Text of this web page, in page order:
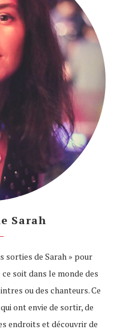
Sarah
sorties de Sarah » pour
soit dans le monde des
ou des chanteurs. Ce
ont envie de sortir, de
endroits et découvrir de